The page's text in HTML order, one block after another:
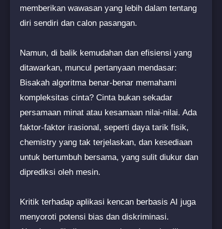
memberikan wawasan yang lebih dalam tentang
diri sendiri dan calon pasangan.
Namun, di balik kemudahan dan efisiensi yang
ditawarkan, muncul pertanyaan mendasar:
Bisakah algoritma benar-benar memahami
kompleksitas cinta? Cinta bukan sekadar
persamaan minat atau kesamaan nilai-nilai. Ada
faktor-faktor irasional, seperti daya tarik fisik,
chemistry yang tak terjelaskan, dan kesediaan
untuk bertumbuh bersama, yang sulit diukur dan
diprediksi oleh mesin.
Kritik terhadap aplikasi kencan berbasis AI juga
menyoroti potensi bias dan diskriminasi.